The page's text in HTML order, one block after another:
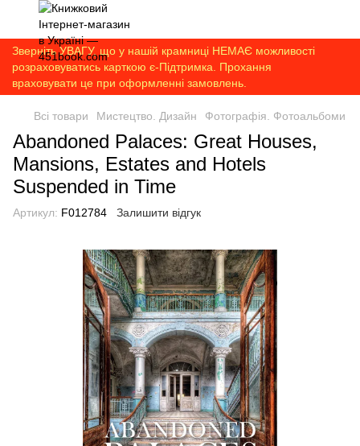
Зверніть УВАГУ, що у нашій крамниці НЕМАЄ можливості
розраховуватись карткою є-Підтримка. Прохання
враховувати це при оформленні замовлень.
Всі товари Мистецтво. Дизайн Фотографія. Фотоальбоми
Abandoned Palaces: Great Houses,
Mansions, Estates and Hotels
Suspended in Time
Артикул: F012784 Залишити відгук